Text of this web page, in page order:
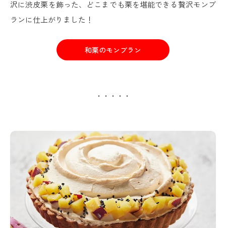
沢に渋皮栗を飾った、どこまでも栗を堪能できる贅沢モンブ
ランに仕上がりました！
和栗のモンブラン
・・・・・